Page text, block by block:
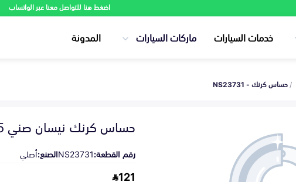
اضغط هنا للتواصل معنا عبر الواتساب
خدمات السيارات ماركات السيارات المدونة
حساس كرنك - NS23731
حساس كرنك نيسان صني 2005
رقم القطعة:NS23731الصنع:أصلي
121